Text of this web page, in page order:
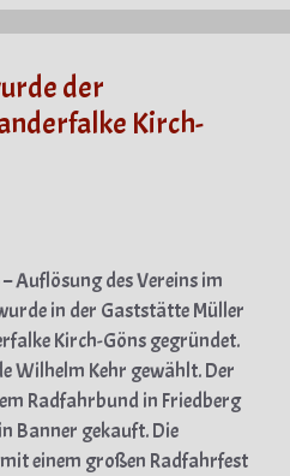
der
Kirch-
Auflösung des Vereins im
in der Gaststätte Müller
Kirch-Göns gegründet.
Wilhelm Kehr gewählt. Der
Radfahrbund in Friedberg
Banner gekauft. Die
einem großen Radfahrfest